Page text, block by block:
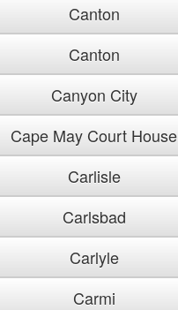
Canton
Canton
Canyon City
Cape May Court House
Carlisle
Carlsbad
Carlyle
Carmi